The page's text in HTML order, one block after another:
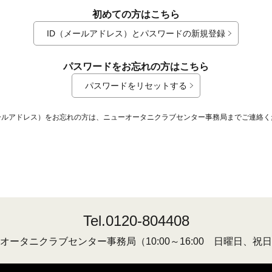
初めての方はこちら
ID（メールアドレス）とパスワードの新規登録
パスワードをお忘れの方はこちら
パスワードをリセットする
アドレス）をお忘れの方は、ニューオータニクラブセンター事務局までご連絡く
Tel.0120-804408
ータニクラブセンター事務局 （10:00～16:00 日曜日、祝日